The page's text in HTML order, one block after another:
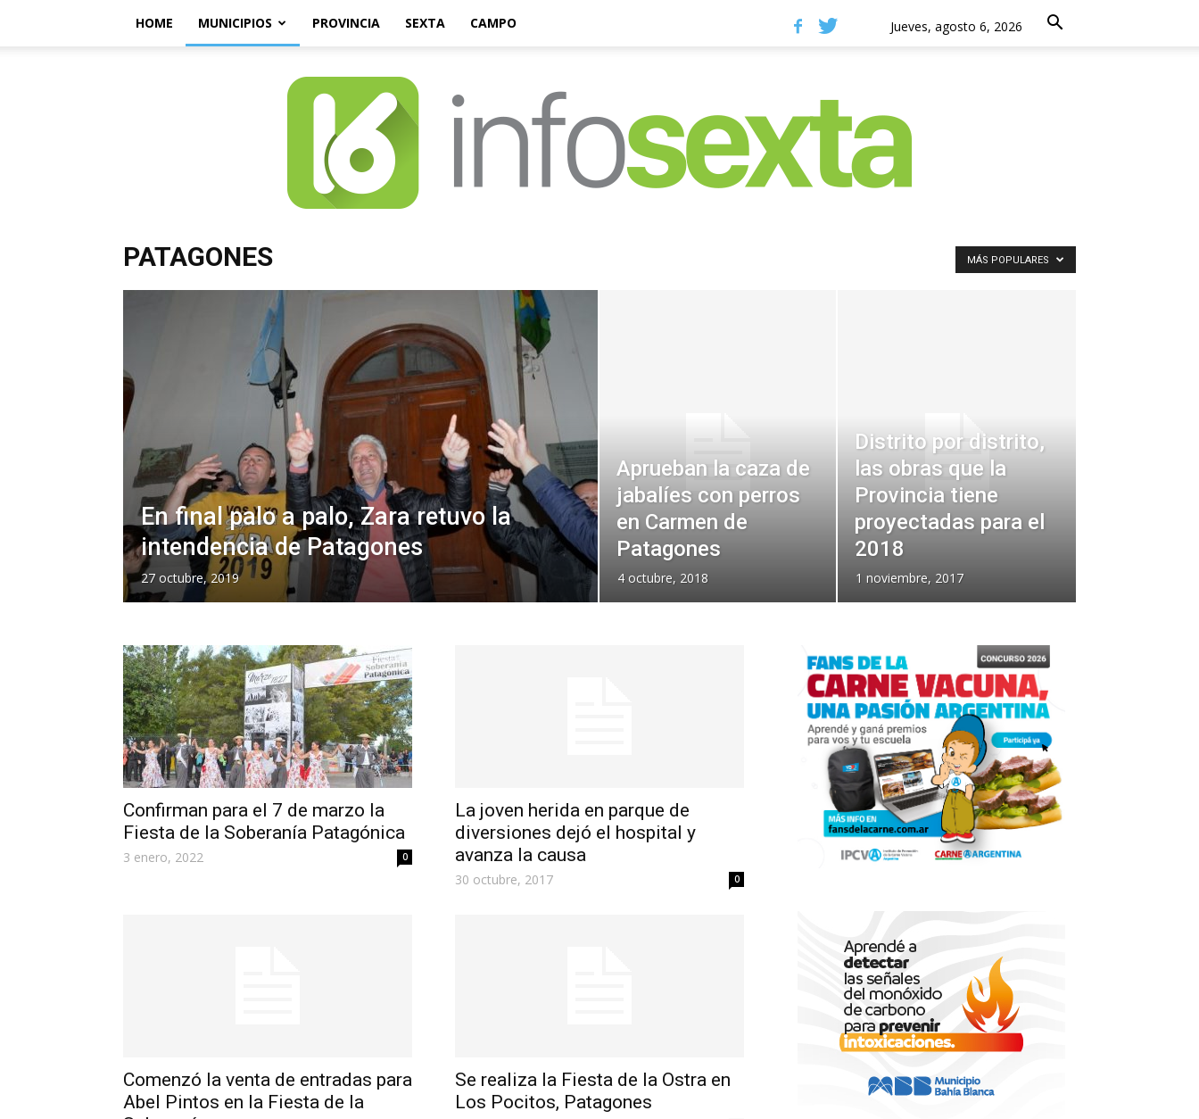
HOME MUNICIPIOS PROVINCIA SEXTA CAMPO Jueves, agosto 6, 2026
PATAGONES MÁS POPULARES
En final palo a palo, Zara retuvo la
intendencia de Patagones
27 octubre, 2019
Aprueban la caza de
jabalíes con perros
en Carmen de
Patagones
4 octubre, 2018
Distrito por distrito,
las obras que la
Provincia tiene
proyectadas para el
2018
1 noviembre, 2017
Confirman para el 7 de marzo la
Fiesta de la Soberanía Patagónica
3 enero, 2022 0
La joven herida en parque de
diversiones dejó el hospital y
avanza la causa
30 octubre, 2017 0
Comenzó la venta de entradas para
Abel Pintos en la Fiesta de la
Se realiza la Fiesta de la Ostra en
Los Pocitos, Patagones